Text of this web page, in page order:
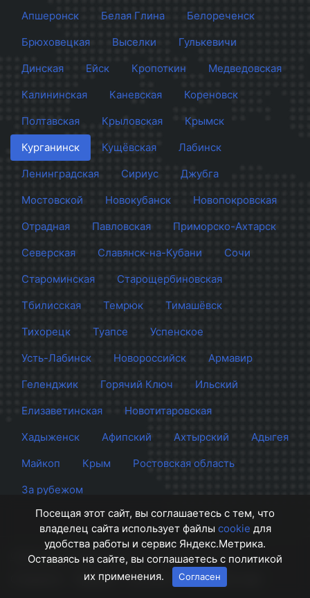
Апшеронск
Белая Глина
Белореченск
Брюховецкая
Выселки
Гулькевичи
Динская
Ейск Кропоткин
Медведовская
Калининская
Каневская
Кореновск
Полтавская
Крыловская
Крымск
Курганинск
Кущёвская
Лабинск
Ленинградская
Сириус
Джубга
Мостовской
Новокубанск
Новопокровская
Отрадная
Павловская
Приморско-Ахтарск
Северская
Славянск-на-Кубани
Сочи
Староминская
Старощербиновская
Тбилисская
Темрюк
Тимашёвск
Тихорецк
Туапсе
Успенское
Усть-Лабинск
Новороссийск
Армавир
Геленджик
Горячий Ключ
Ильский
Елизаветинская
Новотитаровская
Хадыженск
Афипский Ахтырский
Адыгея
Майкоп
Крым
Ростовская область
За рубежом
Сайт Краснодара
© 2012 - 2026 СМИ Кубани
Правила Контакты Напишите нам
Посещая этот сайт, вы соглашаетесь с тем, что
владелец сайта использует файлы cookie для
удобства работы и сервис Яндекс.Метрика.
Оставаясь на сайте, вы соглашаетесь с политикой
их применения.
Согласен